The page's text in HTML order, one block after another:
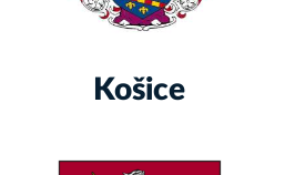
Košice